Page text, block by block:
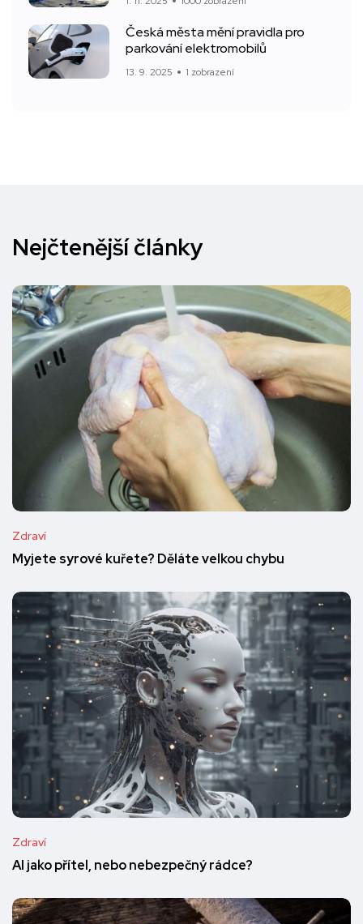
Česká města mění pravidla pro
parkování elektromobilů
13. 9. 2025 1 zobrazení
Nejčtenější články
Zdraví
Myjete syrové kuřete? Děláte velkou chybu
Zdraví
AI jako přítel, nebo nebezpečný rádce?